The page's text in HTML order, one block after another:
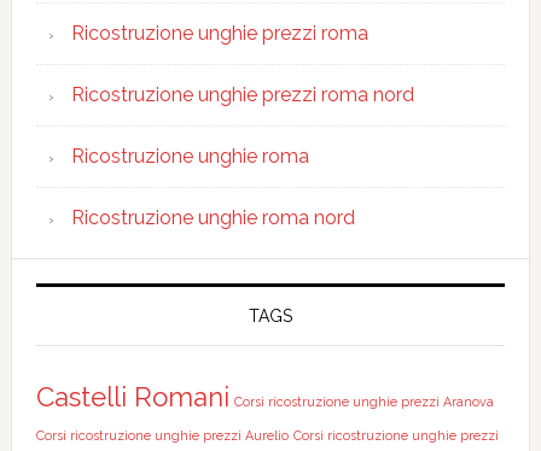
Ricostruzione unghie prezzi roma
Ricostruzione unghie prezzi roma nord
Ricostruzione unghie roma
Ricostruzione unghie roma nord
TAGS
Castelli Romani Corsi ricostruzione unghie prezzi Aranova
Corsi ricostruzione unghie prezzi Aurelio Corsi ricostruzione unghie prezzi